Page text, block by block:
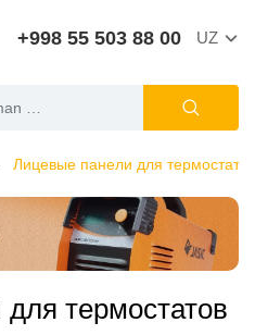
+998 55 503 88 00 UZ
Лицевые панели для термостатов
термостатов